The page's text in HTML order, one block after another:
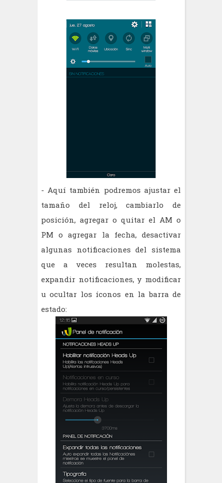
- Aquí también podremos ajustar el
tamaño del reloj, cambiarlo de
posición, agregar o quitar el AM o
PM o agregar la fecha, desactivar
algunas notificaciones del sistema
que a veces resultan molestas,
expandir notificaciones, y modificar
u ocultar los íconos en la barra de
estado: